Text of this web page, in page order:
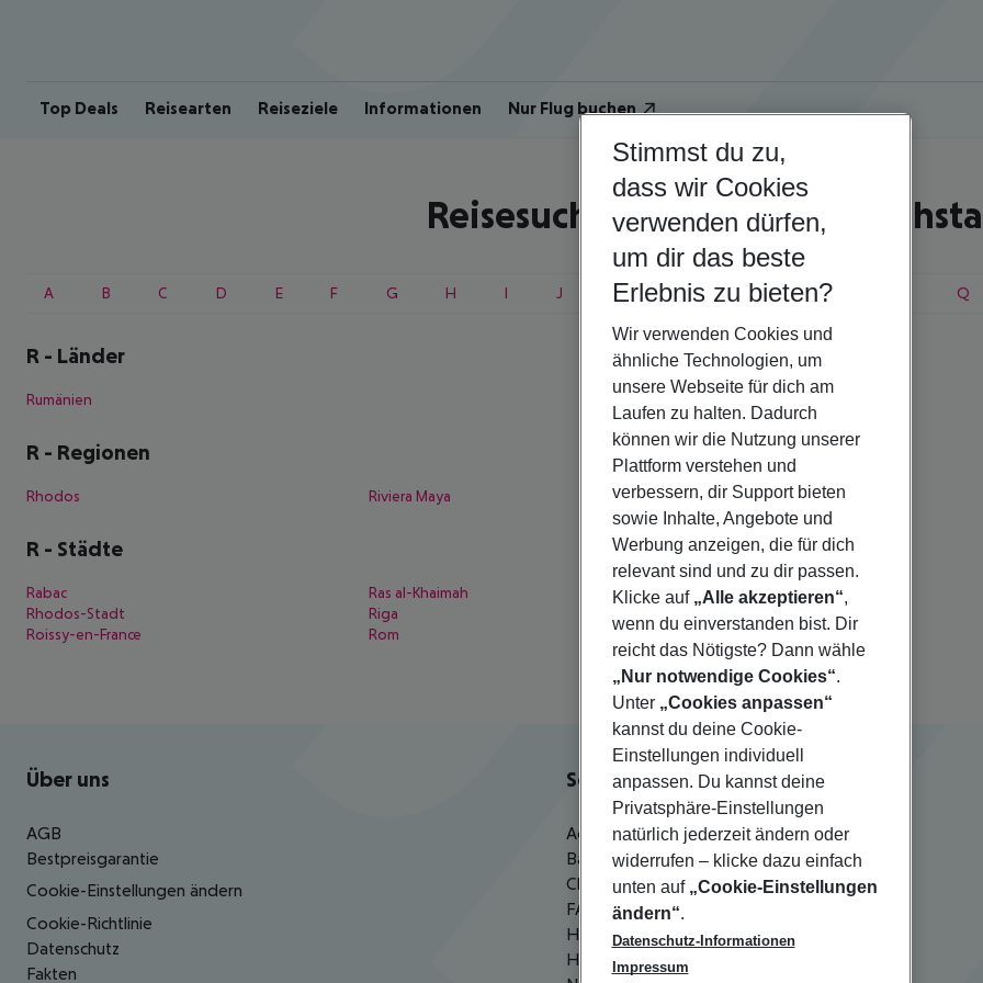
Top Deals Reisearten Reiseziele Informationen Nur Flug buchen
Reisesuche nach
A B C D E F G H I J K L M N Q
R - Länder
Rumänien
R - Regionen
Rhodos Riviera Maya
R - Städte
Rabac Ras al-Khaimah Rethymnon
Rhodos-Stadt
Riga Rincon de la Victoria
Roissy-en-France
Rom Rovinj
Footer navigation
Über uns
AGB
Bestpreisgarantie
Cookie-Einstellungen ändern
Cookie-Richtlinie
Datenschutz
Fakten
Service & Hilfe
Agenturbetreuung
Barrierefreies Reisen
Check-in
FAQ
HanseMerkur Reiseversicherung
Hilfe & Kontakt
Stimmst du zu,
dass wir Cookies
verwenden dürfen,
um dir das beste
Erlebnis zu bieten?
Wir verwenden Cookies und
ähnliche Technologien, um
unsere Webseite für dich am
Laufen zu halten. Dadurch
können wir die Nutzung unserer
Plattform verstehen und
verbessern, dir Support bieten
sowie Inhalte, Angebote und
Werbung anzeigen, die für dich
relevant sind und zu dir passen.
Klicke auf „Alle akzeptieren“,
wenn du einverstanden bist. Dir
reicht das Nötigste? Dann wähle
„Nur notwendige Cookies“.
Unter „Cookies anpassen“
kannst du deine Cookie-
Einstellungen individuell
anpassen. Du kannst deine
Privatsphäre-Einstellungen
natürlich jederzeit ändern oder
widerrufen – klicke dazu einfach
unten auf „Cookie-Einstellungen
ändern“.
Datenschutz-Informationen
Impressum